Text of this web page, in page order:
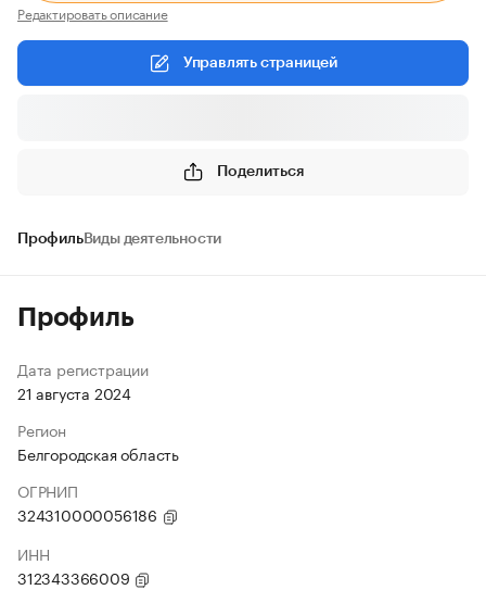
Редактировать описание
Управлять страницей
Поделиться
ПрофильВиды деятельности
Профиль
Дата регистрации
21 августа 2024
Регион
Белгородская область
ОГРНИП
324310000056186
ИНН
312343366009